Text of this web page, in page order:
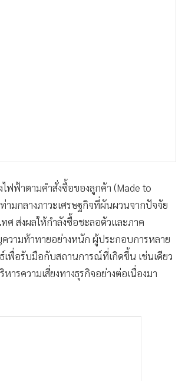
ฟฟ้าตามคำสั่งซื้อของลูกค้า (Made to
ท่ามกลางภาวะเศรษฐกิจที่ผันผวนจากปัจจัย
ศ ส่งผลให้กำลังซื้อชะลอตัวและภาค
วามท้าทายอย่างหนัก ผู้ประกอบการหลาย
เพื่อรับมือกับสถานการณ์ที่เกิดขึ้น เช่นเดียว
ารความเสี่ยงทางธุรกิจอย่างต่อเนื่องมา